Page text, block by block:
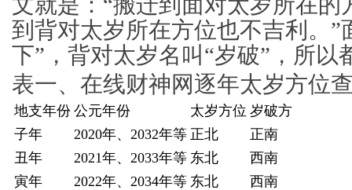
到背对太岁所在方位也不吉利。”
下”，背对太岁名叫“岁破”，所以
表一、在线财神网逐年太岁方位
地支年份 公元年份 太岁方位 岁破方
子年
2020年、2032年等 正北
正南
丑年
2021年、2033年等 东北
西南
寅年
2022年、2034年等 东北
西南